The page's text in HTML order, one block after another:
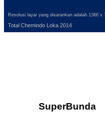
Resolusi layar yang disarankan adalah 1366 x
Total Chemindo Loka 2014
SuperBunda